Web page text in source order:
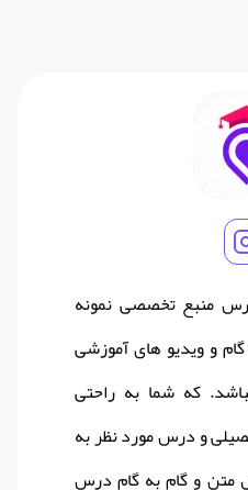
منبع تخصصی نمونه
و ویدیو های آموزشی
که شما به راحتی
و درس مورد نظر به
متن و گام به گام درس